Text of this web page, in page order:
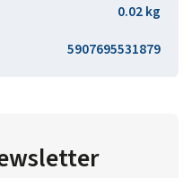
0.02 kg
5907695531879